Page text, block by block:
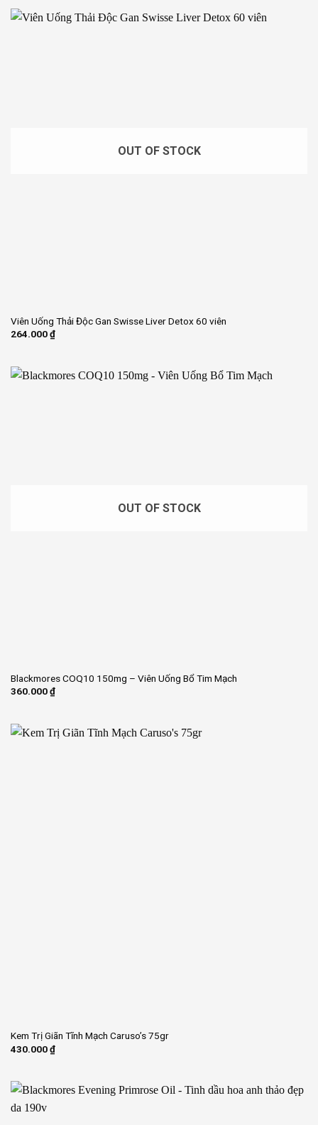
OUT OF STOCK
Viên Uống Thải Độc Gan Swisse Liver Detox 60 viên
264.000₫
OUT OF STOCK
Blackmores COQ10 150mg – Viên Uống Bổ Tim Mạch
360.000₫
Kem Trị Giãn Tĩnh Mạch Caruso’s 75gr
430.000₫